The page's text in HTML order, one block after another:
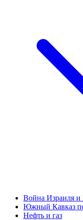
Война Израиля и
Южный Кавказ
Нефть и газ